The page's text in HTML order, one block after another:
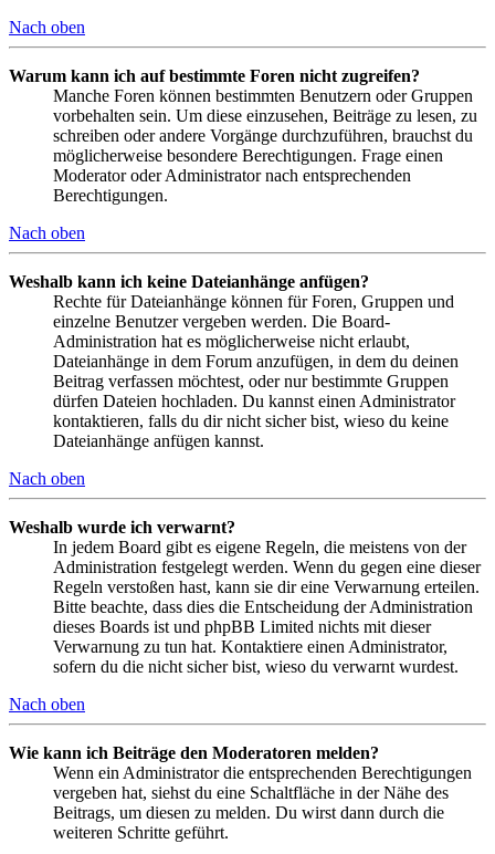
Nach oben
Warum kann ich auf bestimmte Foren nicht zugreifen?
Manche Foren können bestimmten Benutzern oder Gruppen
vorbehalten sein. Um diese einzusehen, Beiträge zu lesen, zu
schreiben oder andere Vorgänge durchzuführen, brauchst du
möglicherweise besondere Berechtigungen. Frage einen
Moderator oder Administrator nach entsprechenden
Berechtigungen.
Nach oben
Weshalb kann ich keine Dateianhänge anfügen?
Rechte für Dateianhänge können für Foren, Gruppen und
einzelne Benutzer vergeben werden. Die Board-
Administration hat es möglicherweise nicht erlaubt,
Dateianhänge in dem Forum anzufügen, in dem du deinen
Beitrag verfassen möchtest, oder nur bestimmte Gruppen
dürfen Dateien hochladen. Du kannst einen Administrator
kontaktieren, falls du dir nicht sicher bist, wieso du keine
Dateianhänge anfügen kannst.
Nach oben
Weshalb wurde ich verwarnt?
In jedem Board gibt es eigene Regeln, die meistens von der
Administration festgelegt werden. Wenn du gegen eine dieser
Regeln verstoßen hast, kann sie dir eine Verwarnung erteilen.
Bitte beachte, dass dies die Entscheidung der Administration
dieses Boards ist und phpBB Limited nichts mit dieser
Verwarnung zu tun hat. Kontaktiere einen Administrator,
sofern du die nicht sicher bist, wieso du verwarnt wurdest.
Nach oben
Wie kann ich Beiträge den Moderatoren melden?
Wenn ein Administrator die entsprechenden Berechtigungen
vergeben hat, siehst du eine Schaltfläche in der Nähe des
Beitrags, um diesen zu melden. Du wirst dann durch die
weiteren Schritte geführt.